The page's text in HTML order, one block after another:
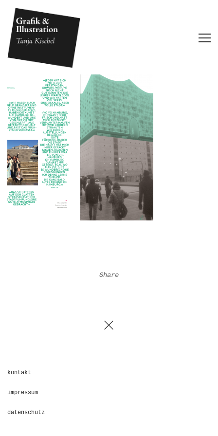
Share
kontakt
impressum
datenschutz